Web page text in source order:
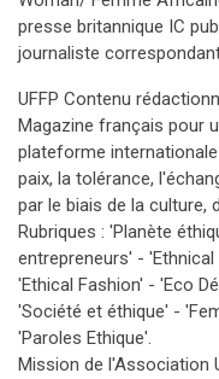
presse britannique IC
journaliste
UFFP Contenu
Magazine français pour
plateforme
paix, la tolérance,
par le biais de la culture,
Rubriques : 'Planète
entrepreneurs' -
'Ethical Fashion' - 'Eco
'Société et éthique' -
'Paroles Ethique'.
Mission de l'Association